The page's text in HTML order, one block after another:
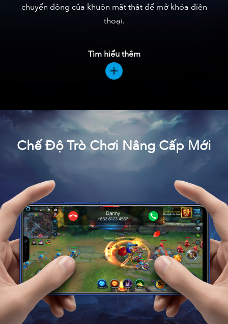
chuyển động của khuôn mặt thật để mở khóa điện
thoại.
Tìm hiểu thêm
Chế Độ Trò Chơi Nâng Cấp Mới